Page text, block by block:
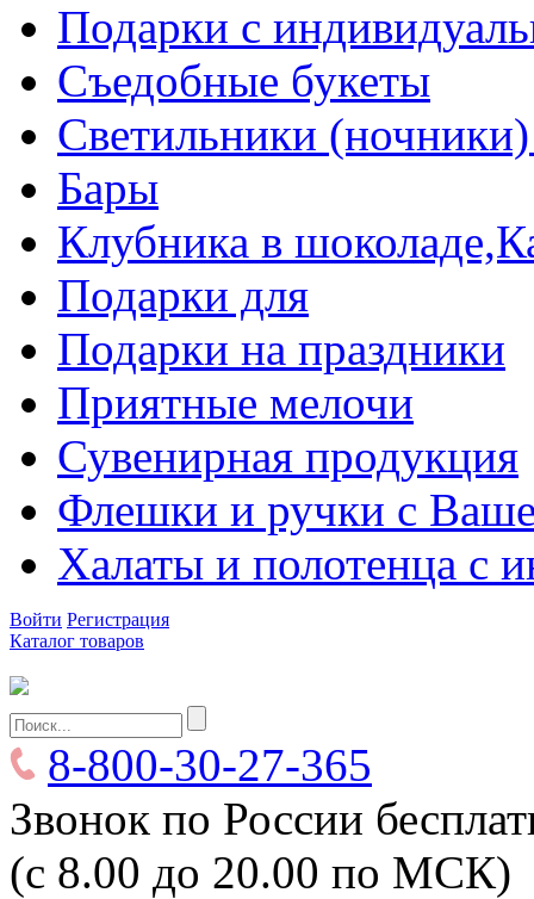
Подарки с
Съедобные букеты
Светильники
Бары
Клубника в
Подарки для
Подарки на праздники
Приятные мелочи
Сувенирная продукция
Флешки и ручки с
Халаты и полотенца с
Войти Регистрация
Каталог товаров
8-800-30-27-365
Звонок по России
(с 8.00 до 20.00 по МСК)